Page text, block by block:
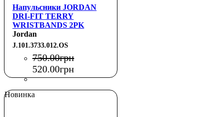
Напульсники JORDAN
DRI-FIT TERRY
WRISTBANDS 2PK
PRINTED BLACK/OFF
NOIR/IRON GREY OSFM
Jordan
J.101.3733.012.OS
750.00грн
520.00грн
Новинка